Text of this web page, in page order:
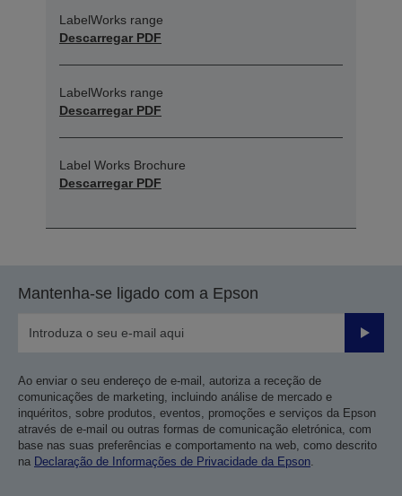
LabelWorks range
Descarregar PDF
LabelWorks range
Descarregar PDF
Label Works Brochure
Descarregar PDF
Mantenha-se ligado com a Epson
Enviar
Ao enviar o seu endereço de e-mail, autoriza a receção de
comunicações de marketing, incluindo análise de mercado e
inquéritos, sobre produtos, eventos, promoções e serviços da Epson
através de e-mail ou outras formas de comunicação eletrónica, com
base nas suas preferências e comportamento na web, como descrito
na Declaração de Informações de Privacidade da Epson